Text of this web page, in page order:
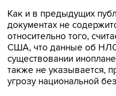
Как и в предыдущих
документах не
относительно того,
США, что данные об
существовании
также не указывается,
угрозу национальной